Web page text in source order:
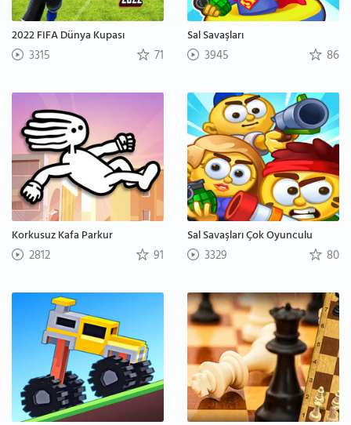
2022 FIFA Dünya Kupası
3315 71
Sal Savaşları
3945 86
Korkusuz Kafa Parkur
2812 91
Sal Savaşları Çok Oyunculu
3329 80